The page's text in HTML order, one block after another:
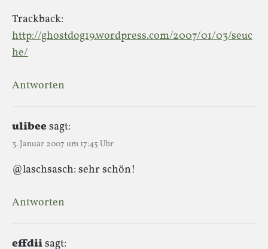
Trackback:
http://ghostdog19.wordpress.com/2007/01/03/seuc
he/
Antworten
ulibeesagt:
3. Januar 2007 um 17:45 Uhr
@laschsasch: sehr schön!
Antworten
effdiisagt: